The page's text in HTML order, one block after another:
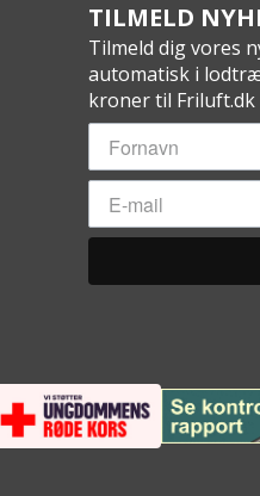
TILMELD
Tilmeld dig vores
automatisk i
kroner til Friluft.dk